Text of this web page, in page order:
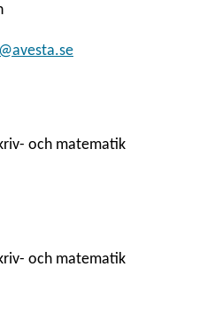
och matematik
och matematik